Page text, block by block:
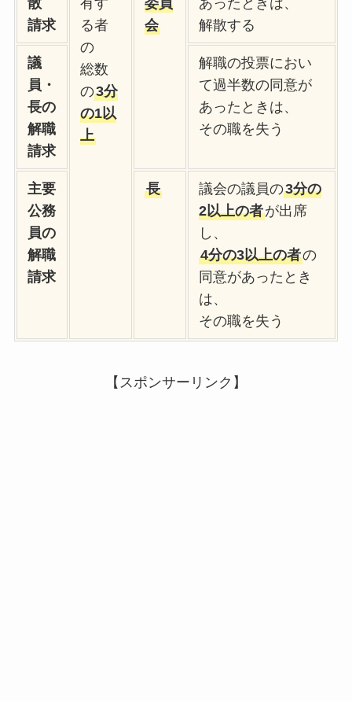
請求
る者
の
総数
の3分
の1以
上
会
解散する
議
員・
長の
解職
請求
解職の投票におい
て過半数の同意が
あったときは、
その職を失う
主要
公務
員の
解職
請求
長 議会の議員の3分の
2以上の者が出席
し、
4分の3以上の者の
同意があったとき
は、
その職を失う
【スポンサーリンク】